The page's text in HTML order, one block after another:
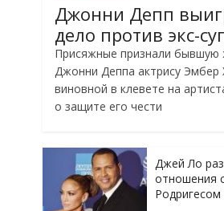
Джонни Депп
дело против экс-
Присяжные признали бывшую
Джонни Деппа актрису Эмбер
виновной в клевете на
о защите его чести
Джей Ло
отношения
Родригесом